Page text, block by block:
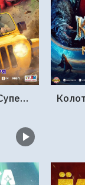
Турбозавры. Суперфильм